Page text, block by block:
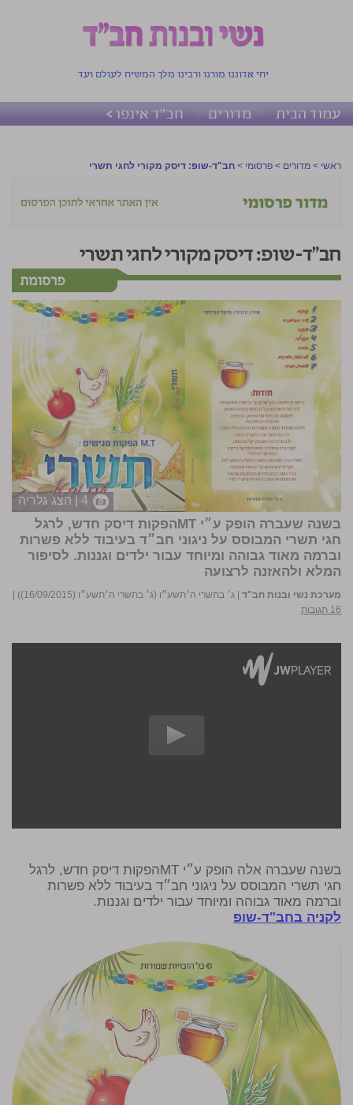
יחי אדוננו מורנו ורבינו מלך המשיח לעולם ועד
עמוד הבית מדורים חב"ד אינפו >
ראשי > מדורים > פרסומי > חב"ד-שופ: דיסק מקורי לחגי תשרי
חב"ד-שופ: דיסק מקורי לחגי תשרי
4 | הצג גלריה
בשנה שעברה הופק ע״י MTהפקות דיסק חדש, לרגל
חגי תשרי המבוסס על ניגוני חב״ד בעיבוד ללא פשרות
וברמה מאוד גבוהה ומיוחד עבור ילדים וגננות. לסיפור
המלא ולהאזנה לרצועה
מערכת נשי ובנות חב"ד | ג׳ בתשרי ה׳תשע״ו (ג׳ בתשרי ה׳תשע״ו (16/09/2015))
|
16 תגובות
בשנה שעברה אלה הופק ע״י MTהפקות דיסק חדש, לרגל
חגי תשרי המבוסס על ניגוני חב״ד בעיבוד ללא פשרות
וברמה מאוד גבוהה ומיוחד עבור ילדים וגננות.
לקניה בחב"ד-שופ